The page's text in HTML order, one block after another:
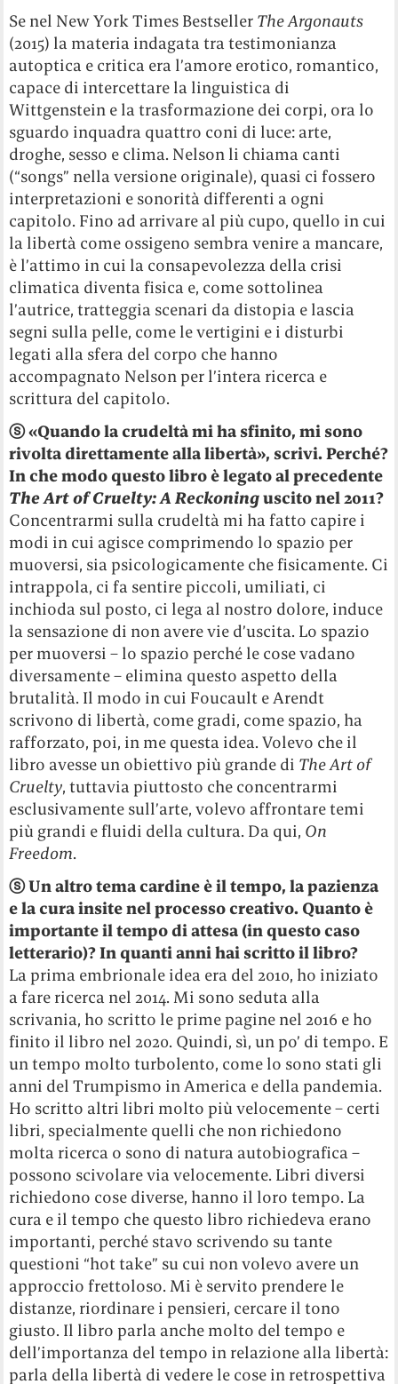
Se nel New York Times Bestseller The Argonauts
(2015) la materia indagata tra testimonianza
autoptica e critica era l’amore erotico, romantico,
capace di intercettare la linguistica di
Wittgenstein e la trasformazione dei corpi, ora lo
sguardo inquadra quattro coni di luce: arte,
droghe, sesso e clima. Nelson li chiama canti
(“songs” nella versione originale), quasi ci fossero
interpretazioni e sonorità differenti a ogni
capitolo. Fino ad arrivare al più cupo, quello in cui
la libertà come ossigeno sembra venire a mancare,
è l’attimo in cui la consapevolezza della crisi
climatica diventa fisica e, come sottolinea
l’autrice, tratteggia scenari da distopia e lascia
segni sulla pelle, come le vertigini e i disturbi
legati alla sfera del corpo che hanno
accompagnato Nelson per l’intera ricerca e
scrittura del capitolo.
ⓢ«Quando la crudeltà mi ha sfinito, mi sono
rivolta direttamente alla libertà», scrivi. Perché?
In che modo questo libro è legato al precedente
The Art of Cruelty: A Reckoninguscito nel 2011?
Concentrarmi sulla crudeltà mi ha fatto capire i
modi in cui agisce comprimendo lo spazio per
muoversi, sia psicologicamente che fisicamente. Ci
intrappola, ci fa sentire piccoli, umiliati, ci
inchioda sul posto, ci lega al nostro dolore, induce
la sensazione di non avere vie d’uscita. Lo spazio
per muoversi – lo spazio perché le cose vadano
diversamente – elimina questo aspetto della
brutalità. Il modo in cui Foucault e Arendt
scrivono di libertà, come gradi, come spazio, ha
rafforzato, poi, in me questa idea. Volevo che il
libro avesse un obiettivo più grande di The Art of
Cruelty, tuttavia piuttosto che concentrarmi
esclusivamente sull’arte, volevo affrontare temi
più grandi e fluidi della cultura. Da qui, On
Freedom.
ⓢUn altro tema cardine è il tempo, la pazienza
e la cura insite nel processo creativo. Quanto è
importante il tempo di attesa (in questo caso
letterario)? In quanti anni hai scritto il libro?
La prima embrionale idea era del 2010, ho iniziato
a fare ricerca nel 2014. Mi sono seduta alla
scrivania, ho scritto le prime pagine nel 2016 e ho
finito il libro nel 2020. Quindi, sì, un po’ di tempo. E
un tempo molto turbolento, come lo sono stati gli
anni del Trumpismo in America e della pandemia.
Ho scritto altri libri molto più velocemente – certi
libri, specialmente quelli che non richiedono
molta ricerca o sono di natura autobiografica –
possono scivolare via velocemente. Libri diversi
richiedono cose diverse, hanno il loro tempo. La
cura e il tempo che questo libro richiedeva erano
importanti, perché stavo scrivendo su tante
questioni “hot take” su cui non volevo avere un
approccio frettoloso. Mi è servito prendere le
distanze, riordinare i pensieri, cercare il tono
giusto. Il libro parla anche molto del tempo e
dell’importanza del tempo in relazione alla libertà:
parla della libertà di vedere le cose in retrospettiva